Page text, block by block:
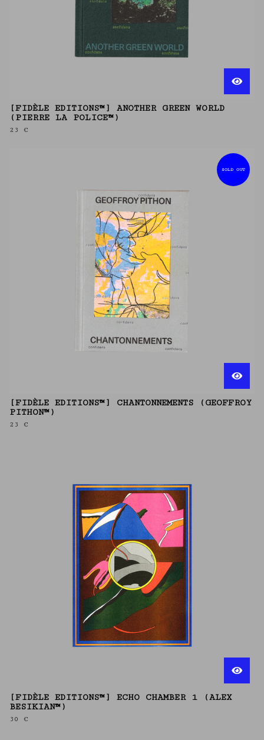
[FIDÈLE EDITIONS™] ANOTHER GREEN WORLD
(PIERRE LA POLICE™)
23 €
SOLD OUT
[FIDÈLE EDITIONS™] CHANTONNEMENTS (GEOFFROY
PITHON™)
23 €
[FIDÈLE EDITIONS™] ECHO CHAMBER 1 (ALEX
BESIKIAN™)
30 €